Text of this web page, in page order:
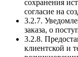
сохранения
согласие на
3.2.7.
заказа, о
3.2.8.
клиентской и